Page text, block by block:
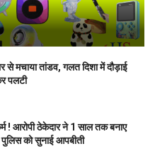
से मचाया तांडव, गलत दिशा में दौड़ाई
पलटी
! आरोपी ठेकेदार ने 1 साल तक बनाए
पुलिस को सुनाई आपबीती